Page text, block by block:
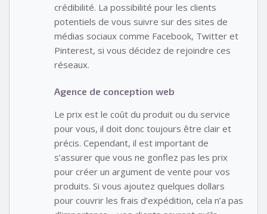
crédibilité. La possibilité pour les clients
potentiels de vous suivre sur des sites de
médias sociaux comme Facebook, Twitter et
Pinterest, si vous décidez de rejoindre ces
réseaux.
Agence de conception web
Le prix est le coût du produit ou du service
pour vous, il doit donc toujours être clair et
précis. Cependant, il est important de
s’assurer que vous ne gonflez pas les prix
pour créer un argument de vente pour vos
produits. Si vous ajoutez quelques dollars
pour couvrir les frais d’expédition, cela n’a pas